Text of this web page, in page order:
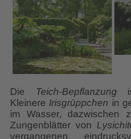
Die Teich-Bepflanzung
Kleinere Irisgrüppchen in
im Wasser, dazwischen
Zungenblätter von
vergangenen,